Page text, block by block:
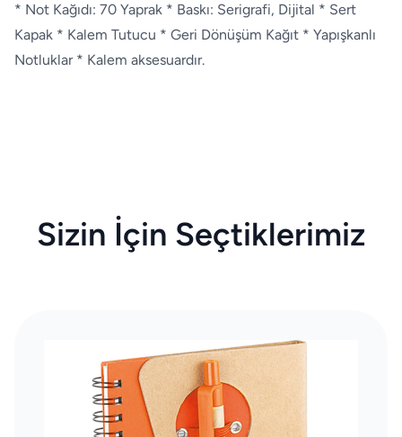
* Not Kağıdı: 70 Yaprak * Baskı: Serigrafi, Dijital * Sert
Kapak * Kalem Tutucu * Geri Dönüşüm Kağıt * Yapışkanlı
Notluklar * Kalem aksesuardır.
Sizin İçin Seçtiklerimiz